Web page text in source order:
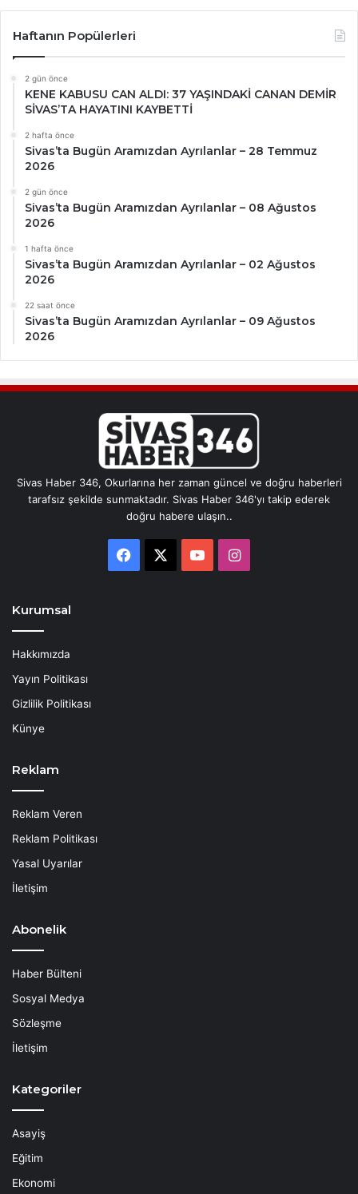
Haftanın Popülerleri
2 gün önce
KENE KABUSU CAN ALDI: 37 YAŞINDAKİ CANAN DEMİR
SİVAS’TA HAYATINI KAYBETTİ
2 hafta önce
Sivas’ta Bugün Aramızdan Ayrılanlar – 28 Temmuz
2026
2 gün önce
Sivas’ta Bugün Aramızdan Ayrılanlar – 08 Ağustos
2026
1 hafta önce
Sivas’ta Bugün Aramızdan Ayrılanlar – 02 Ağustos
2026
22 saat önce
Sivas’ta Bugün Aramızdan Ayrılanlar – 09 Ağustos
2026
Sivas Haber 346, Okurlarına her zaman güncel ve doğru haberleri
tarafsız şekilde sunmaktadır. Sivas Haber 346'yı takip ederek
doğru habere ulaşın..
Facebook YouTubeInstagram
Kurumsal
Hakkımızda
Yayın Politikası
Gizlilik Politikası
Künye
Reklam
Reklam Veren
Reklam Politikası
Yasal Uyarılar
İletişim
Abonelik
Haber Bülteni
Sosyal Medya
Sözleşme
İletişim
Kategoriler
Asayiş
Eğitim
Ekonomi